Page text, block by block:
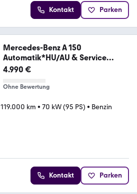
Kontakt Parken
Mercedes-Benz A 150
Automatik*HU/AU & Service
Neu*AHK*PDC*Lede
4.990 €
Ohne Bewertung
119.000 km • 70 kW (95 PS) • Benzin
Kontakt Parken